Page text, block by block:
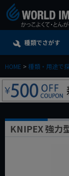
種類でさがす
HOME 種類・用途で
KNIPEX 強力